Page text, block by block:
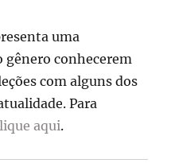
uma
gênero conhecerem
com alguns dos
Para
aqui.